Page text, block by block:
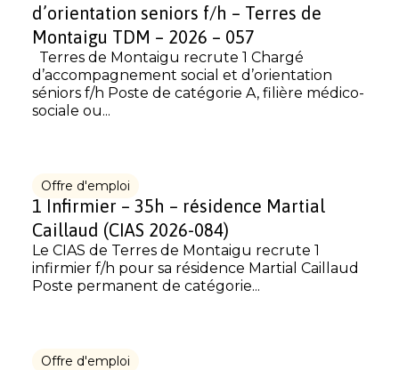
d’orientation seniors f/h – Terres de
Montaigu TDM – 2026 – 057
Terres de Montaigu recrute 1 Chargé
d’accompagnement social et d’orientation
séniors f/h Poste de catégorie A, filière médico-
sociale ou...
Offre d'emploi
1 Infirmier – 35h – résidence Martial
Caillaud (CIAS 2026-084)
Le CIAS de Terres de Montaigu recrute 1
infirmier f/h pour sa résidence Martial Caillaud
Poste permanent de catégorie...
Offre d'emploi